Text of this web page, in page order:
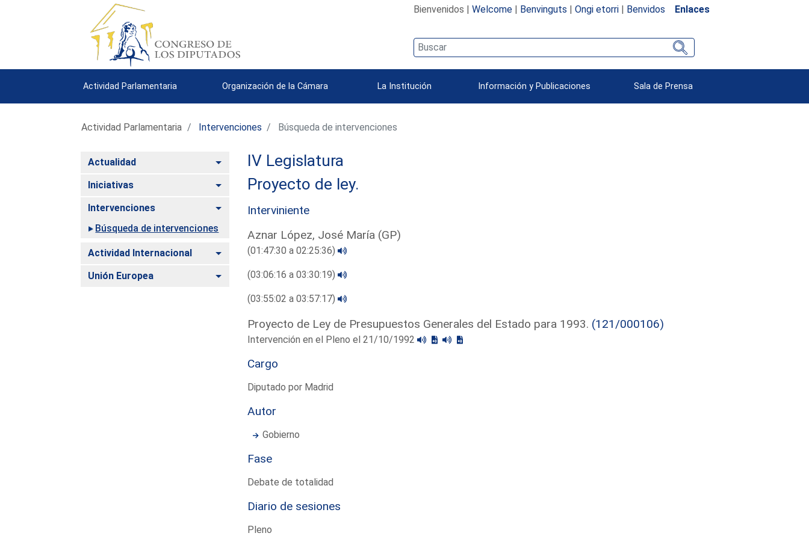
Bienvenidos | Welcome| Benvinguts | Ongi etorri| Benvidos Enlaces
Actividad Parlamentaria Organización de la Cámara La Institución Información y Publicaciones Sala de Prensa
Actividad Parlamentaria Intervenciones Búsqueda de intervenciones
Actualidad Alternar
Iniciativas Alternar
Intervenciones
Alternar
Búsqueda de intervenciones
Actividad Internacional Alternar
Unión Europea Alternar
IV Legislatura
Proyecto de ley.
Interviniente
Aznar López, José María (GP)
(01:47:30 a 02:25:36)
(03:06:16 a 03:30:19)
(03:55:02 a 03:57:17)
Proyecto de Ley de Presupuestos Generales del Estado para 1993. (121/000106)
Intervención en el Pleno el 21/10/1992
Cargo
Diputado por Madrid
Autor
Gobierno
Fase
Debate de totalidad
Diario de sesiones
Pleno